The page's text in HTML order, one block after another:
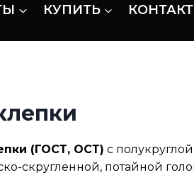
КУПИТЬ
(ГОСТ, ОСТ) с
скругленной, потайной